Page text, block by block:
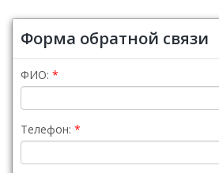
Форма обратной связи
ФИО:
Телефон: